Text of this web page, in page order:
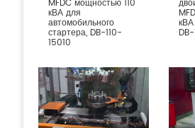
MFDC мощностью 110
кВА для
автомобильного
стартера, DB-110-
15010